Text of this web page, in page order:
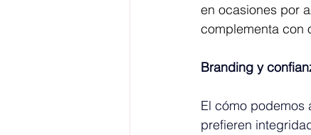
en ocasiones por
complementa con
Branding y
El cómo podemos
prefieren